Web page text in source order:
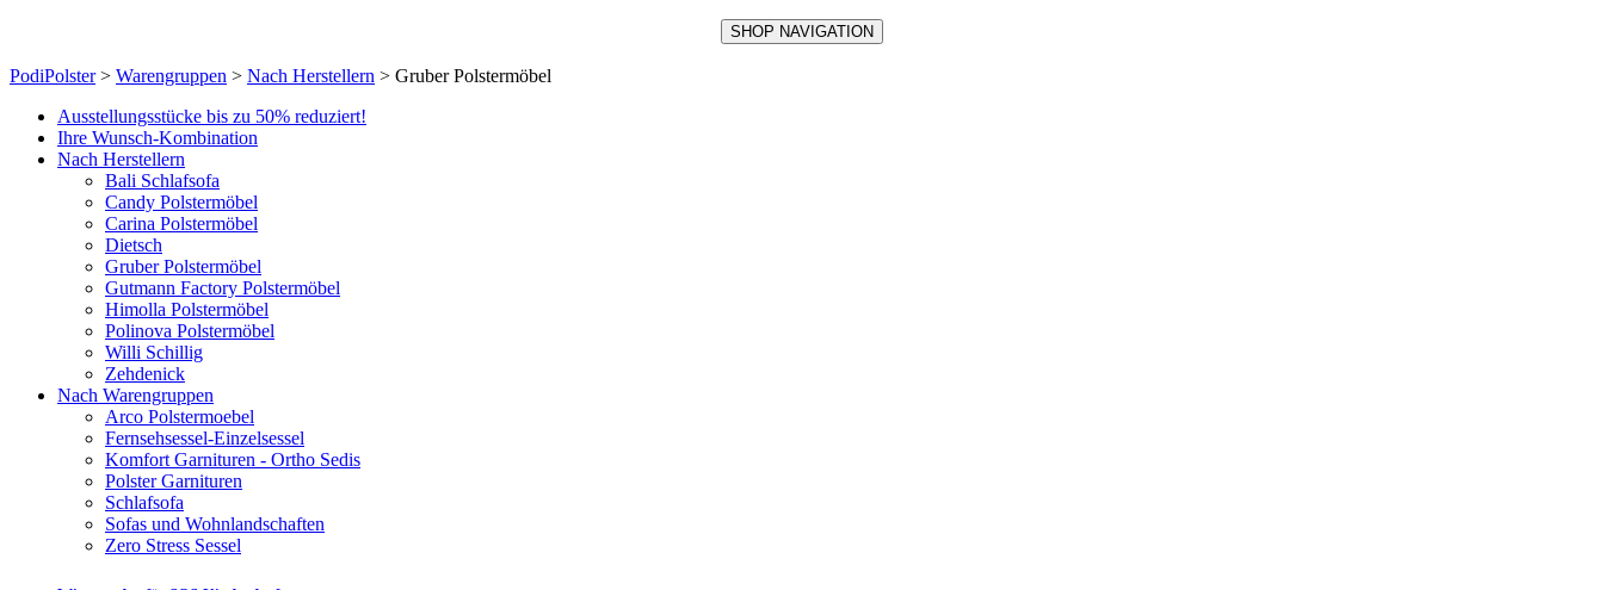
SHOP NAVIGATION
PodiPolster> Warengruppen > Nach Herstellern > Gruber Polstermöbel
Ausstellungsstücke bis zu 50% reduziert!
Ihre Wunsch-Kombination
Nach Herstellern
Bali Schlafsofa
Candy Polstermöbel
Carina Polstermöbel
Dietsch
Gruber Polstermöbel
Gutmann Factory Polstermöbel
Himolla Polstermöbel
Polinova Polstermöbel
Willi Schillig
Zehdenick
Nach Warengruppen
Arco Polstermoebel
Fernsehsessel-Einzelsessel
Komfort Garnituren - Ortho Sedis
Polster Garnituren
Schlafsofa
Sofas und Wohnlandschaften
Zero Stress Sessel